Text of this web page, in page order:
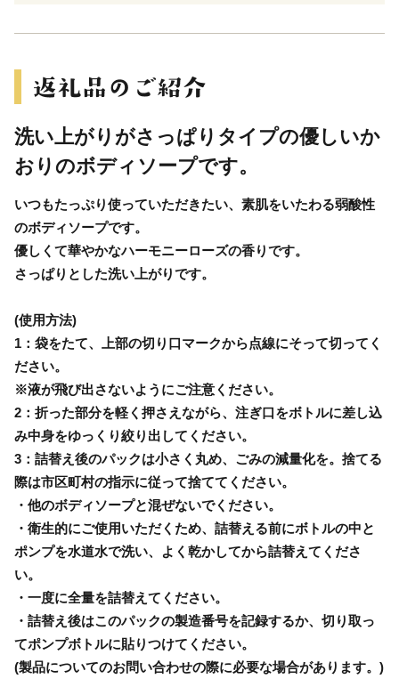
洗い上がりがさっぱりタイプの優しいか
おりのボディソープです。
いつもたっぷり使っていただきたい、素肌をいたわる弱酸性
のボディソープです。
優しくて華やかなハーモニーローズの香りです。
さっぱりとした洗い上がりです。
(使用方法)
1：袋をたて、上部の切り口マークから点線にそって切ってく
ださい。
※液が飛び出さないようにご注意ください。
2：折った部分を軽く押さえながら、注ぎ口をボトルに差し込
み中身をゆっくり絞り出してください。
3：詰替え後のパックは小さく丸め、ごみの減量化を。捨てる
際は市区町村の指示に従って捨ててください。
・他のボディソープと混ぜないでください。
・衛生的にご使用いただくため、詰替える前にボトルの中と
ポンプを水道水で洗い、よく乾かしてから詰替えてくださ
い。
・一度に全量を詰替えてください。
・詰替え後はこのパックの製造番号を記録するか、切り取っ
てポンプボトルに貼りつけてください。
(製品についてのお問い合わせの際に必要な場合があります。)